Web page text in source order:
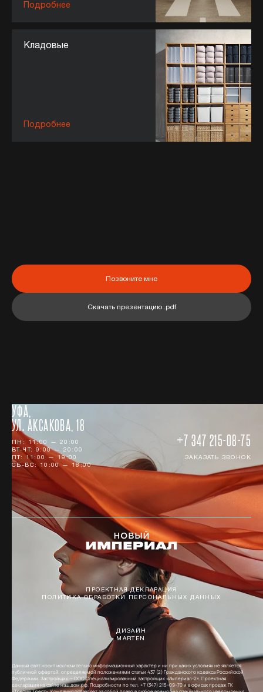
Подробнее
Кладовые
Подробнее
Позвоните мне
Скачать презентацию .pdf
УФА,
УЛ. АКСАКОВА, 18
ПН: 11:00 — 20:00
ВТ-ЧТ: 9:00 — 20:00
ПТ: 11:00 — 19:00
СБ-ВС: 10:00 — 18:00
+7 347 215-08-75
ЗАКАЗАТЬ ЗВОНОК
ПРОЕКТНАЯ ДЕКЛАРАЦИЯ
ПОЛИТИКА ОБРАБОТКИ ПЕРСОНАЛЬНЫХ ДАННЫХ
ДИЗАЙН
MARTEN
Данный сайт носит исключительно информационный характер и ни при каких условиях не является
публичной офертой, определяемой положениями статьи 437 (2) Гражданского кодекса Российской
Федерации. Застройщик — ООО Специализированный застройщик «Империал-2». Проектная
декларация на сайте наш.дом.рф. Подробности по тел. +7 (347) 215−09−70 и в офисах продаж ГК